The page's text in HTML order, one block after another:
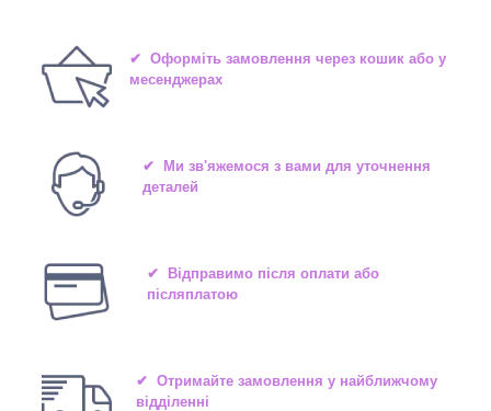
✔ Оформіть замовлення через кошик або у
месенджерах
✔ Ми зв'яжемося з вами для уточнення
деталей
✔ Відправимо після оплати або
післяплатою
✔ Отримайте замовлення у найближчому
відділенні